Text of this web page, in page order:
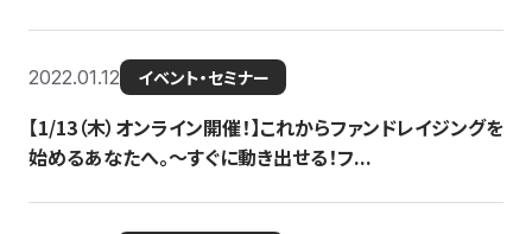
2022.01.12 イベント・セミナー
【1/13（木）オンライン開催！】これからファンドレイジングを
始めるあなたへ。〜すぐに動き出せる！フ...